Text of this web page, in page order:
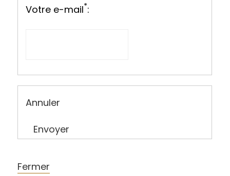
Votre e-mail*:
Annuler
Envoyer
Fermer